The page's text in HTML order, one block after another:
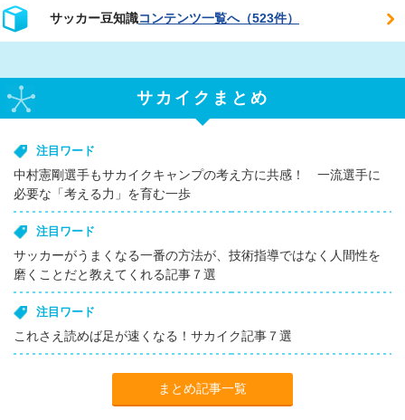
サッカー豆知識コンテンツ一覧へ（523件）
サカイクまとめ
注目ワード
中村憲剛選手もサカイクキャンプの考え方に共感！ 一流選手に
必要な「考える力」を育む一歩
注目ワード
サッカーがうまくなる一番の方法が、技術指導ではなく人間性を
磨くことだと教えてくれる記事７選
注目ワード
これさえ読めば足が速くなる！サカイク記事７選
まとめ記事一覧